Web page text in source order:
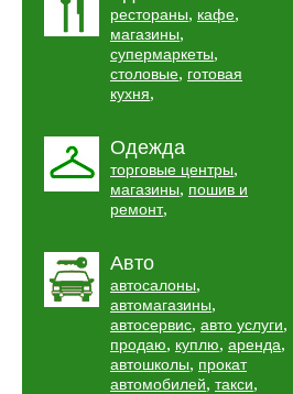
рестораны, кафе,
магазины,
супермаркеты,
столовые, готовая
кухня,
Одежда
торговые центры,
магазины, пошив и
ремонт,
Авто
автосалоны,
автомагазины,
автосервис, авто услуги,
продаю, куплю, аренда,
автошколы, прокат
автомобилей, такси,